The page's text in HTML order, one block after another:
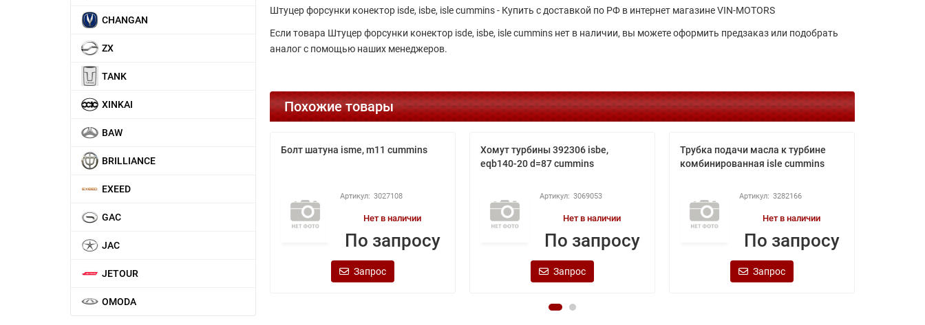
CHANGAN
ZX
TANK
XINKAI
BAW
BRILLIANCE
EXEED
GAC
JAC
JETOUR
OMODA
Штуцер форсунки конектор isde, isbe, isle cummins - Купить с доставкой по РФ в интернет магазине VIN-MOTORS
Если товара Штуцер форсунки конектор isde, isbe, isle cummins нет в наличии, вы можете оформить предзаказ или подобрать
аналог с помощью наших менеджеров.
Похожие товары
Болт шатуна isme, m11 cummins
3027108
Нет в наличии
По запросу
Запрос
Хомут турбины 392306 isbe,
eqb140-20 d=87 cummins
3069053
Нет в наличии
По запросу
Запрос
Трубка подачи масла к турбине
комбинированная isle cummins
3282166
Нет в наличии
По запросу
Запрос